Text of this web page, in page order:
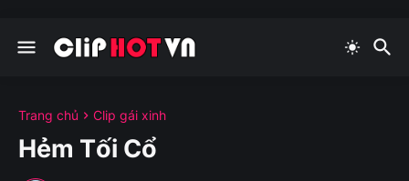
Trang chủ Clip gái xinh
Hẻm Tối Cổ